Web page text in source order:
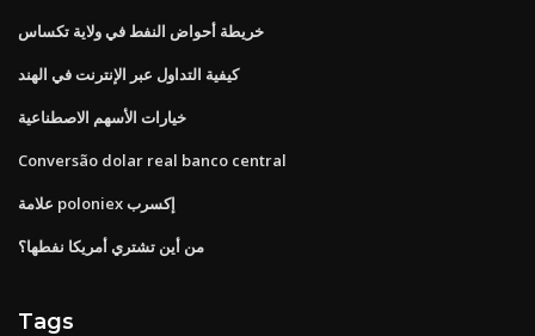
خريطة أحواض النفط في ولاية تكساس
كيفية التداول عبر الإنترنت في الهند
خيارات الأسهم الاصطناعية
Conversão dolar real banco central
علامة poloniex إكسرب
من أين تشتري أمريكا نفطها؟
Tags